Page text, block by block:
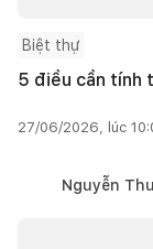
Biệt thự
5 điều cần tính
27/06/2026, lúc
Nguyễn